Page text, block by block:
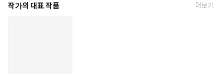
(www.ai-stock.co.kr)를 운영한다.
작가의 대표 작품 더보기